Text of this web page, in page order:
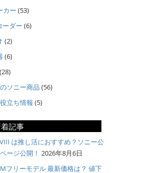
カー (53)
ーダー (6)
(2)
(6)
ソニー商品 (56)
立ち情報 (5)
記事
は推し活におすすめ？ソニー公
ージ公開！ 2026年8月6日
フリーモデル 最新価格は？ 値下